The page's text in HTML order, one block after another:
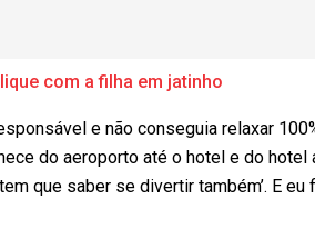
com a filha em jatinho
e não conseguia relaxar
do aeroporto até o hotel e do hotel
que saber se divertir também’. E eu